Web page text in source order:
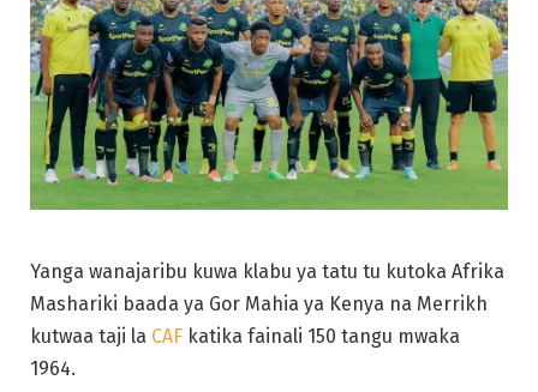
Yanga wanajaribu kuwa klabu ya tatu tu kutoka Afrika
Mashariki baada ya Gor Mahia ya Kenya na Merrikh
kutwaa taji la CAF katika fainali 150 tangu mwaka
1964.